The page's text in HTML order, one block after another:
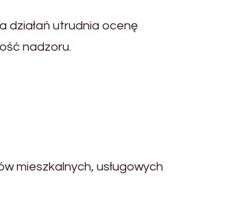
działań utrudnia ocenę
nadzoru.
mieszkalnych, usługowych